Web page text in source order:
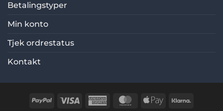
Betalingstyper
Min konto
Tjek ordrestatus
Kontakt
PayPal Visa
American MasterCard
Apple